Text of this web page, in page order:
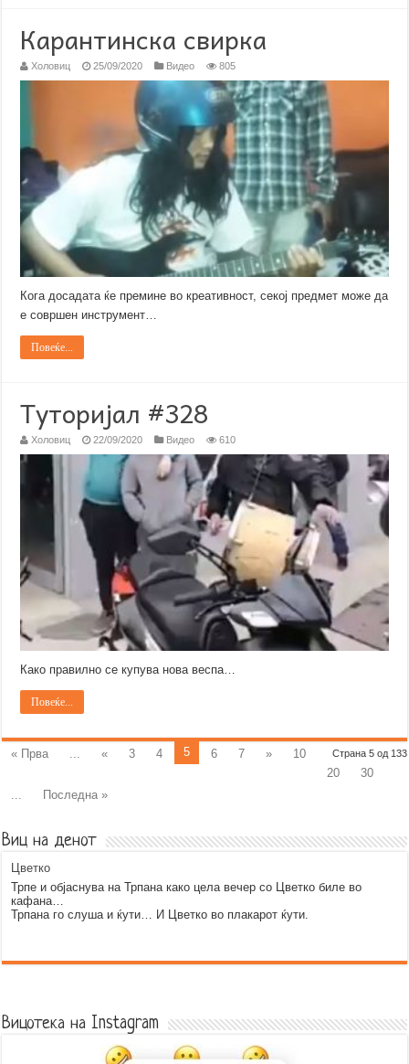
Карантинска свирка
Холовиц 25/09/2020 Видео 805
Кога досадата ќе премине во креативност, секој предмет може да
е совршен инструмент…
Повеќе...
Туторијал #328
Холовиц 22/09/2020 Видео 610
Како правилно се купува нова веспа…
Повеќе...
Страна 5 од 133
« Прва « 3 4 5 6 7 »
10
20
30
Последна »
Виц на денот
Цветко
Трпе и објаснува на Трпана како цела вечер со Цветко биле во
кафана…
Трпана го слуша и ќути… И Цветко во плакарот ќути.
Вицотека на Instagram